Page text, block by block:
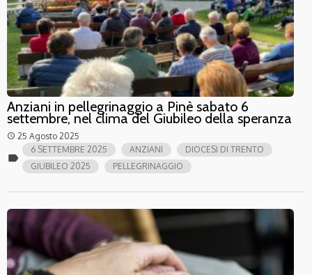
Anziani in pellegrinaggio a Pinè sabato 6
settembre, nel clima del Giubileo della speranza
access_time 25 Agosto 2025
label
6 SETTEMBRE 2025 ANZIANI
DIOCESI DI TRENTO
GIUBILEO 2025
PELLEGRINAGGIO